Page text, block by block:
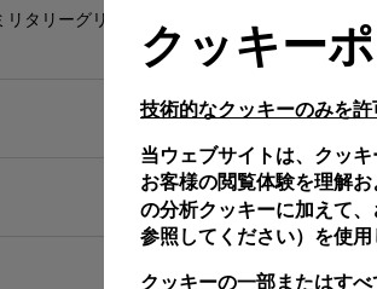
タリーグリーン、XL、24/22、
クッキー
技術的なクッキーのみを許
当ウェブサイトは、クッ
お客様の閲覧体験を理解
の分析クッキーに加えて
参照してください）を使
クッキーの一部またはす